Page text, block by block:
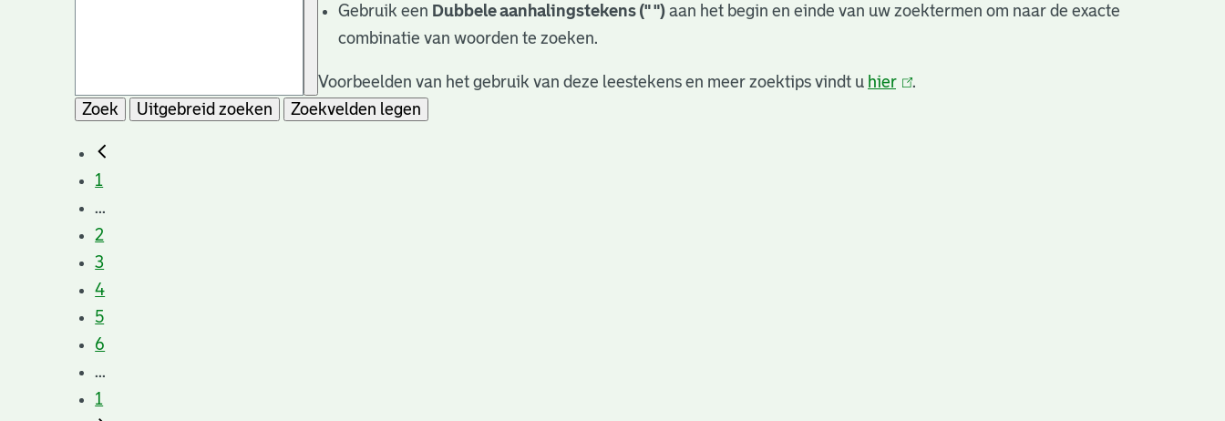
Gebruik een Dubbele aanhalingstekens (" ") aan het begin en einde van uw zoektermen om naar de exacte
combinatie van woorden te zoeken.
Voorbeelden van het gebruik van deze leestekens en meer zoektips vindt u hier(link
.
Zoek
Uitgebreid zoeken Zoekvelden legen
1
...
2
3
4
5
6
...
1